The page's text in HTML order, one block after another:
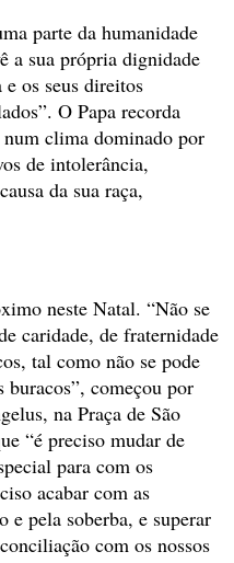
parte da humanidade
a sua própria dignidade
e os seus direitos
O Papa recorda
num clima dominado por
de intolerância,
da sua raça,
neste Natal. “Não se
caridade, de fraternidade
tal como não se pode
buracos”, começou por
na Praça de São
“é preciso mudar de
para com os
acabar com as
e pela soberba, e superar
com os nossos